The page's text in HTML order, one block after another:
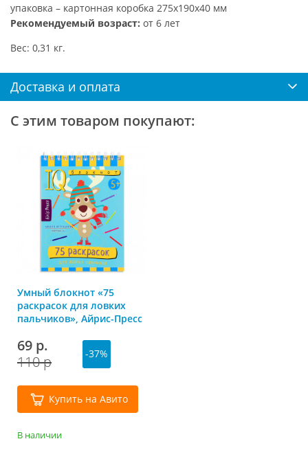
упаковка – картонная коробка 275х190х40 мм
Рекомендуемый возраст: от 6 лет
Вес: 0,31 кг.
Доставка и оплата
С этим товаром покупают:
Умный блокнот «75
раскрасок для ловких
пальчиков», Айрис-Пресс
69 р.
110 р
-37%
Купить на Авито
В наличии